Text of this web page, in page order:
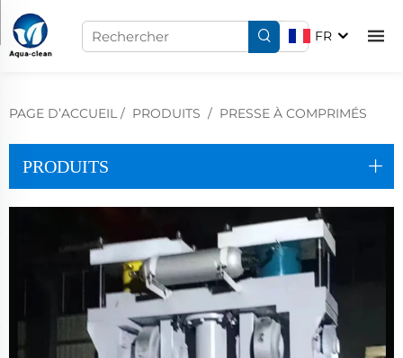
FR
PAGE D’ACCUEIL / PRODUITS / PRESSE À COMPRIMÉS
PRODUITS